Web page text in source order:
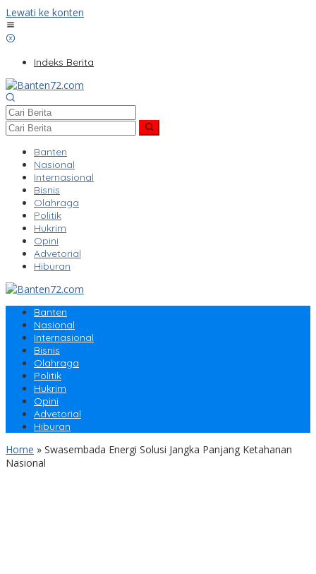
Lewati ke konten
Indeks Berita
Banten
Nasional
Internasional
Bisnis
Olahraga
Politik
Hukrim
Opini
Advetorial
Hiburan
Banten
Nasional
Internasional
Bisnis
Olahraga
Politik
Hukrim
Opini
Advetorial
Hiburan
Home » Swasembada Energi Solusi Jangka Panjang Ketahanan
Nasional